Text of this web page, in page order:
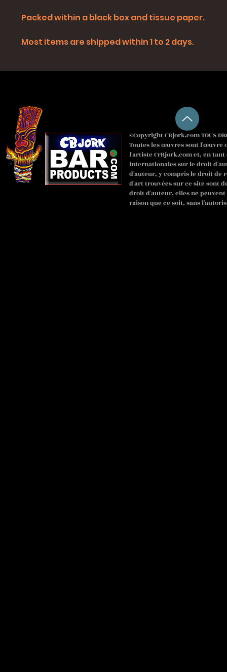
Packed within a black box and tissue paper.
Most items are shipped within 1 to 2 days.
©Copyright CBjork.com TOUS
Toutes les œuvres sont l'œuvre
l'artiste CrBjork.com et, en
internationales sur le droit
d'auteur, y compris le droit de
d'art trouvées sur ce site sont
droit d'auteur, elles ne
raison que ce soit, sans